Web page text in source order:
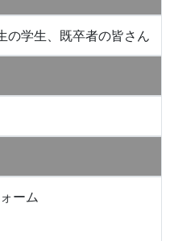
の学生、既卒者の皆さん
ーム